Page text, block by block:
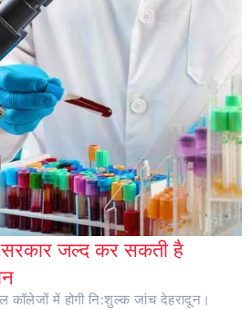
सरकार जल्द कर सकती है
कॉलेजों में होगी नि:शुल्क जांच देहरादून।